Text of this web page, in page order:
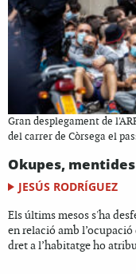
Gran desplegament de
del carrer de Còrsega el
Okupes,
JESÚS RODRÍGUEZ
Els últims mesos s'ha
en relació amb
dret a l’habitatge ho